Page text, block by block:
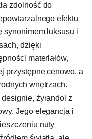
zdolność do
efektu
synonimem luksusu i
dzięki
materiałów,
przystępne cenowo, a
wnętrzach.
żyrandol z
Jego elegancja i
nuty